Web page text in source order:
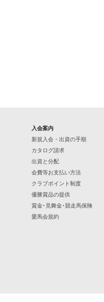
46.マラクージャの2024
47.ヒルダズパッションの2024
48.マルシュロレーヌの2024
49.ミッドナイトビズーの2024
51.フィニフティの2024
入会案内
新規入会・出資の手順
カタログ請求
出資と分配
会費等お支払い方法
クラブポイント制度
優勝賞品の提供
賞金･見舞金･競走馬保険
愛馬会規約